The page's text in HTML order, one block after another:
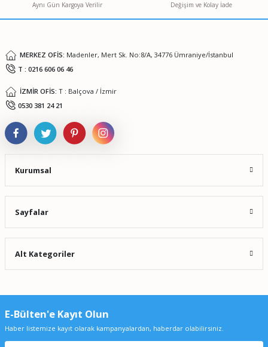
Ürün fiyatı diğer sitelerden daha pahalı.
Aynı Gün Kargoya Verilir
Değişim ve Kolay İade
MERKEZ OFİS: Madenler, Mert Sk. No:8/A, 34776 Ümraniye/İstanbul
T : 0216 606 06 46
İZMİR OFİS: T : Balçova / İzmir
0530 381 24 21
Kurumsal
Sayfalar
Alt Kategoriler
E-Bülten'e Kayıt Olun
Haber listemize kayıt olarak kampanyalardan, haberdar olabilirsiniz.